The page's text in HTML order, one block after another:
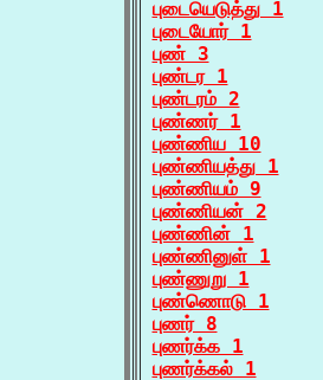
புடையெடுத்து 1
புடையோர் 1
புண் 3
புண்டர 1
புண்டரம் 2
புண்ணர் 1
புண்ணிய 10
புண்ணியத்து 1
புண்ணியம் 9
புண்ணியன் 2
புண்ணின் 1
புண்ணினுள் 1
புண்ணுறு 1
புண்ணொடு 1
புணர் 8
புணர்க்க 1
புணர்க்கல் 1